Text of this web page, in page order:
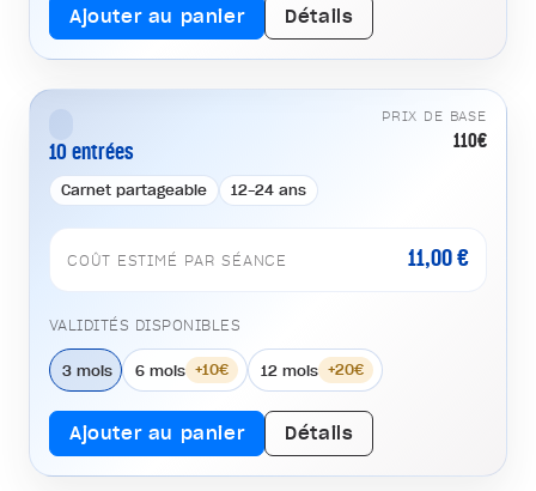
Ajouter au panier Détails
10 entrées
PRIX DE BASE
110€
Carnet partageable 12-24 ans
COÛT ESTIMÉ PAR SÉANCE 11,00 €
VALIDITÉS DISPONIBLES
3 mois 6 mois +10€ 12 mois +20€
Ajouter au panier Détails